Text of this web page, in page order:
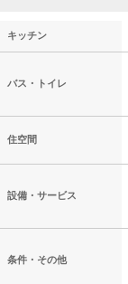
キッチン
バス・トイレ
住空間
設備・サービス
条件・その他